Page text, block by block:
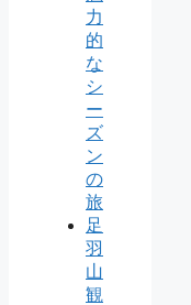
力
的
な
シ
ー
ズ
ン
の
旅
足
羽
山
観